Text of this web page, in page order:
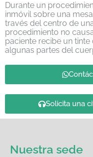
Durante un
inmóvil sobre una
través del centro de
procedimiento no
paciente recibe un
algunas partes del
Solicita una
Nuestra sede